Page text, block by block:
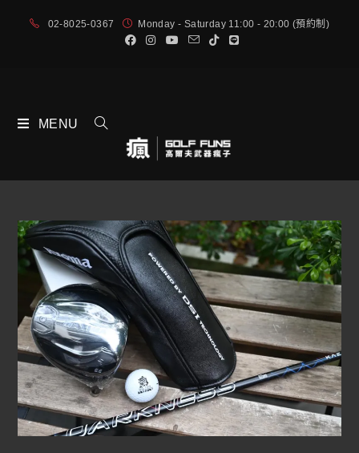
02-8025-0367 Monday - Saturday 11:00 - 20:00 (預約制)
MENU